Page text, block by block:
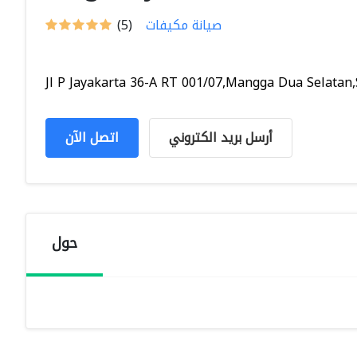
(5) صيانة مكيفات
Jl P Jayakarta 36-A RT 001/07,Mangga Dua
اتصل الآن أرسل بريد الكتروني
حول